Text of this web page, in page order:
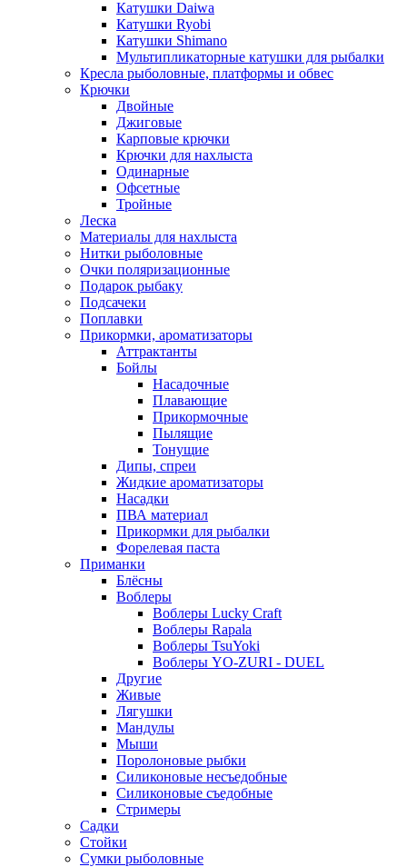
Катушки Daiwa
Катушки Ryobi
Катушки Shimano
Мультипликаторные катушки для рыбалки
Кресла рыболовные, платформы и обвес
Крючки
Двойные
Джиговые
Карповые крючки
Крючки для нахлыста
Одинарные
Офсетные
Тройные
Леска
Материалы для нахлыста
Нитки рыболовные
Очки поляризационные
Подарок рыбаку
Подсачеки
Поплавки
Прикормки, ароматизаторы
Аттрактанты
Бойлы
Насадочные
Плавающие
Прикормочные
Пылящие
Тонущие
Дипы, спреи
Жидкие ароматизаторы
Насадки
ПВА материал
Прикормки для рыбалки
Форелевая паста
Приманки
Блёсны
Воблеры
Воблеры Lucky Craft
Воблеры Rapala
Воблеры TsuYoki
Воблеры YO-ZURI - DUEL
Другие
Живые
Лягушки
Мандулы
Мыши
Поролоновые рыбки
Силиконовые несъедобные
Силиконовые съедобные
Стримеры
Садки
Стойки
Сумки рыболовные